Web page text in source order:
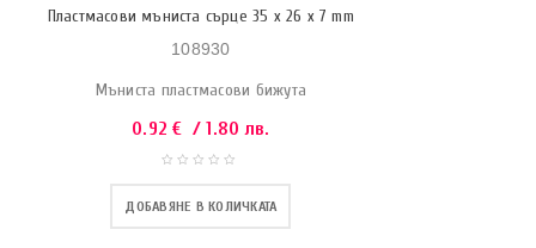
Пластмасови мъниста сърце 35 x 26 x 7 mm
108930
Мъниста пластмасови бижута
0.92€ / 1.80 лв.
ДОБАВЯНЕ В КОЛИЧКАТА